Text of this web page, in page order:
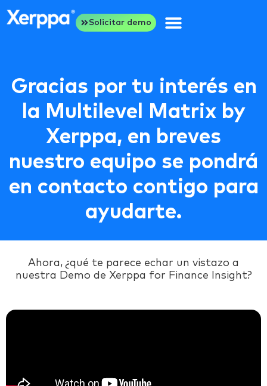
Solicitar demo
Gracias por tu interés en
la Multilevel Matrix by
Xerppa, en breves
nuestro equipo se pondrá
en contacto contigo para
ayudarte.
Ahora, ¿qué te parece echar un vistazo a
nuestra Demo de Xerppa for Finance Insight?